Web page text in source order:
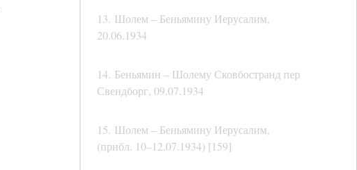
13. Шолем – Беньямину Иерусалим,
20.06.1934
14. Беньямин – Шолему Сковбостранд пер
Свендборг, 09.07.1934
15. Шолем – Беньямину Иерусалим,
(прибл. 10–12.07.1934) [159]